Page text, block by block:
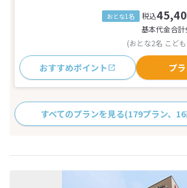
おとな1名 税込
基本代金合計
(おとな2名 こど
おすすめポイント プ
すべてのプランを見る(179プラン、